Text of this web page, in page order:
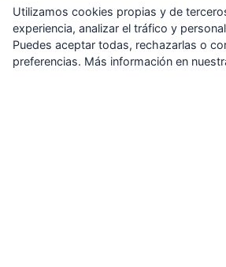
Utilizamos cookies propias y de
experiencia, analizar el tráfico y
Puedes aceptar todas, rechazarlas o
preferencias. Más información en